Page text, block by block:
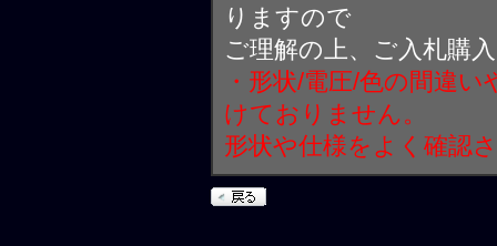
りますので
ご理解の上、ご入札購
・形状/電圧/色の間違
けておりません。
形状や仕様をよく確認